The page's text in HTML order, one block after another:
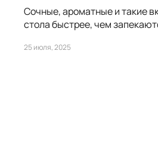
Сочные, ароматные и такие
стола быстрее, чем
25 июля, 2025